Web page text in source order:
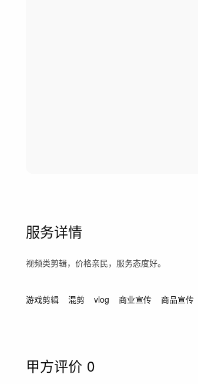
服务详情
视频类剪辑，价格亲民，服务态度好。
游戏剪辑 混剪 vlog 商业宣传 商品宣传
甲方评价 0